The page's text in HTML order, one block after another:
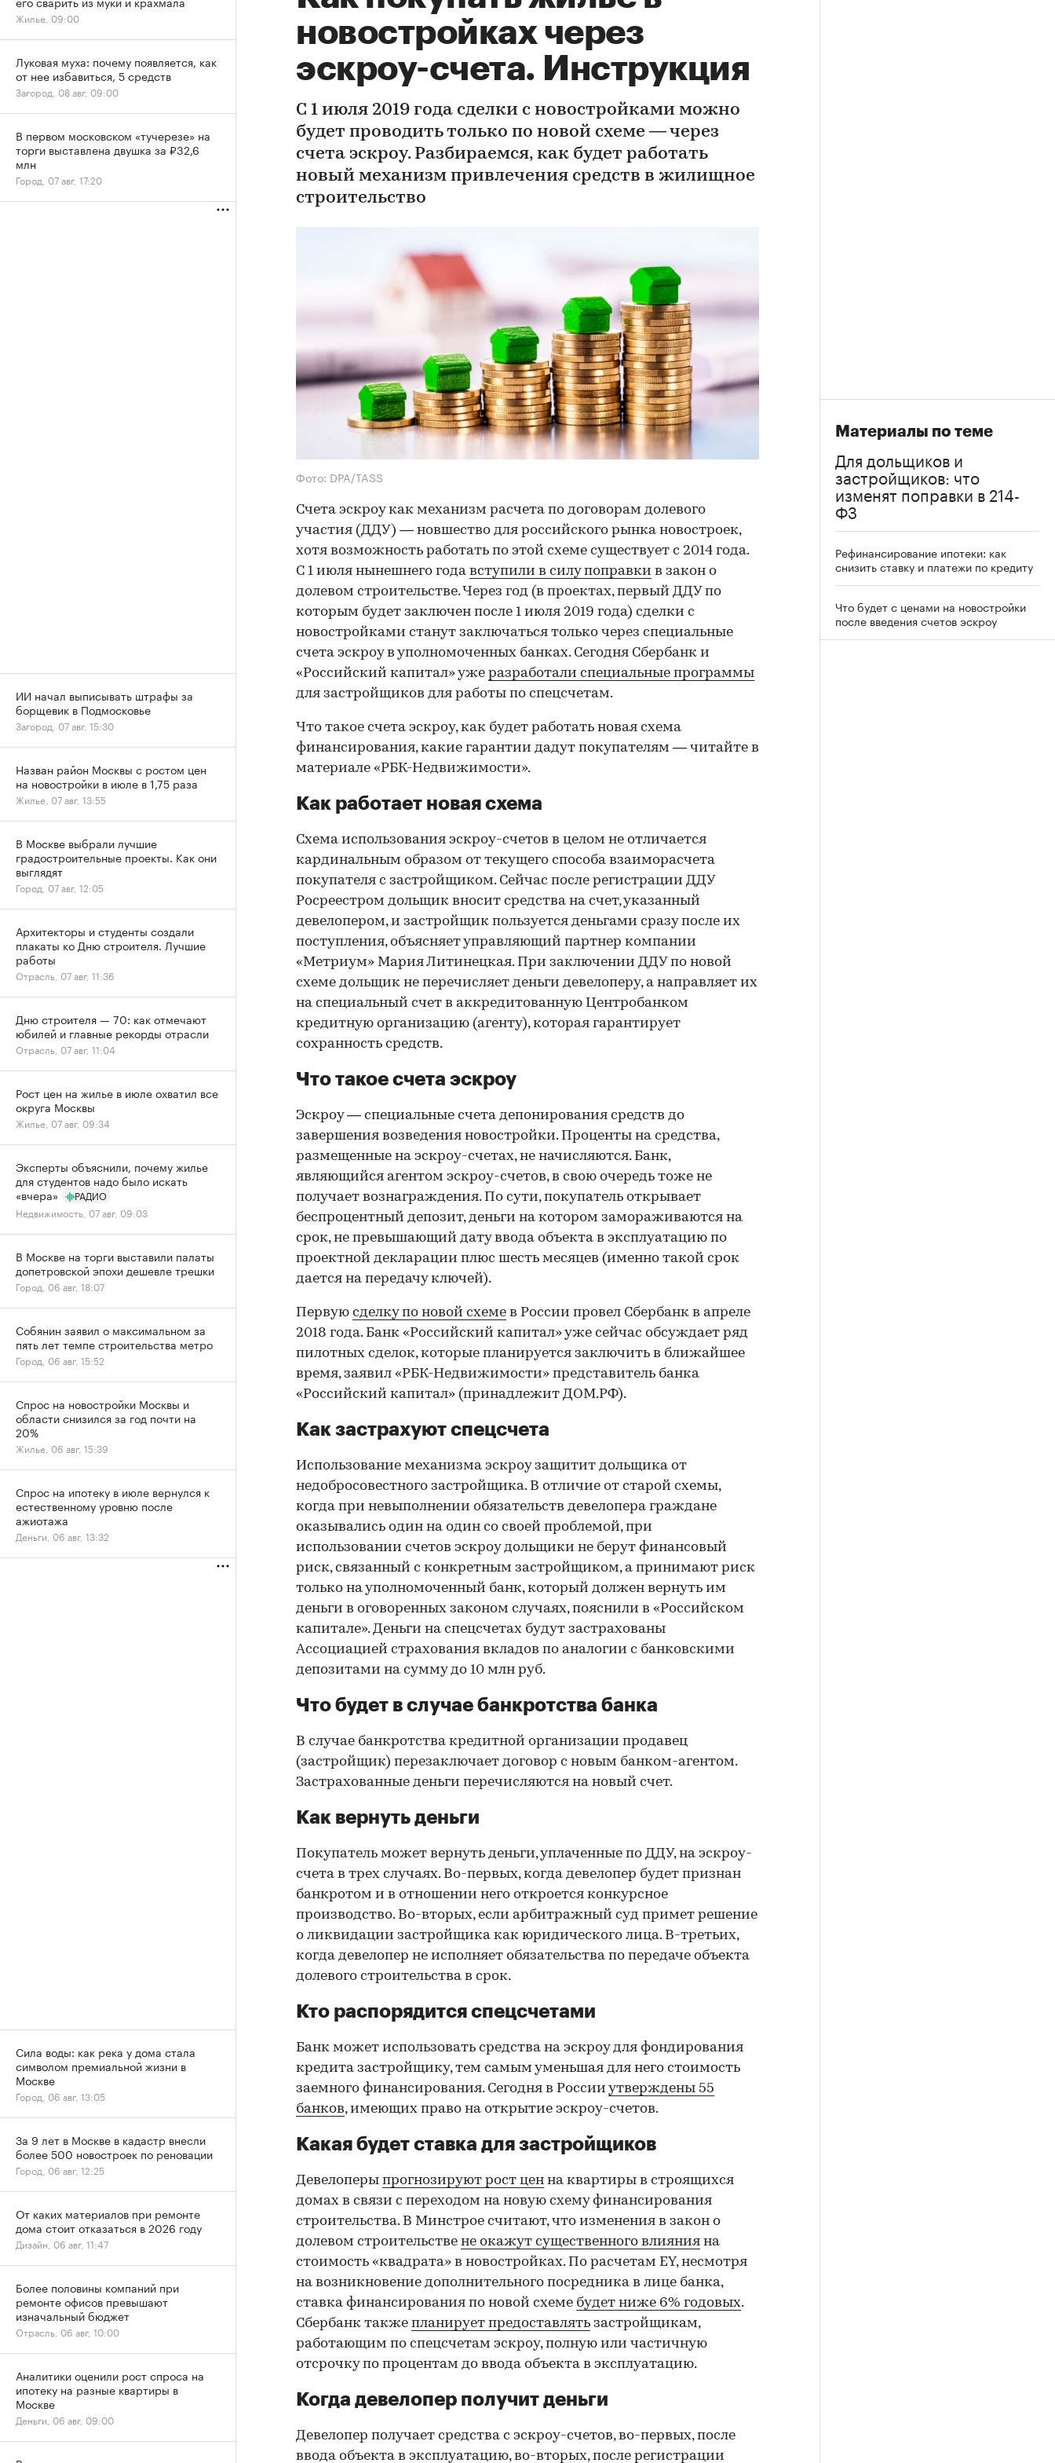
новостройках через
эскроу-счета. Инструкция
С 1 июля 2019 года сделки с новостройками можно
будет проводить только по новой схеме — через
счета эскроу. Разбираемся, как будет работать
новый механизм привлечения средств в жилищное
строительство
Фото: DPA/TASS
Счета эскроу как механизм расчета по договорам долевого
участия (ДДУ) — новшество для российского рынка новостроек,
хотя возможность работать по этой схеме существует с 2014 года.
С 1 июля нынешнего года вступили в силу поправки в закон о
долевом строительстве. Через год (в проектах, первый ДДУ по
которым будет заключен после 1 июля 2019 года) сделки с
новостройками станут заключаться только через специальные
счета эскроу в уполномоченных банках. Сегодня Сбербанк и
«Российский капитал» уже разработали специальные программы
для застройщиков для работы по спецсчетам.
Что такое счета эскроу, как будет работать новая схема
финансирования, какие гарантии дадут покупателям — читайте в
материале «РБК-Недвижимости».
Как работает новая схема
Схема использования эскроу-счетов в целом не отличается
кардинальным образом от текущего способа взаиморасчета
покупателя с застройщиком. Сейчас после регистрации ДДУ
Росреестром дольщик вносит средства на счет, указанный
девелопером, и застройщик пользуется деньгами сразу после их
поступления, объясняет управляющий партнер компании
«Метриум» Мария Литинецкая. При заключении ДДУ по новой
схеме дольщик не перечисляет деньги девелоперу, а направляет их
на специальный счет в аккредитованную Центробанком
кредитную организацию (агенту), которая гарантирует
сохранность средств.
Что такое счета эскроу
Эскроу — специальные счета депонирования средств до
завершения возведения новостройки. Проценты на средства,
размещенные на эскроу-счетах, не начисляются. Банк,
являющийся агентом эскроу-счетов, в свою очередь тоже не
получает вознаграждения. По сути, покупатель открывает
беспроцентный депозит, деньги на котором замораживаются на
срок, не превышающий дату ввода объекта в эксплуатацию по
проектной декларации плюс шесть месяцев (именно такой срок
дается на передачу ключей).
Первую сделку по новой схеме в России провел Сбербанк в апреле
2018 года. Банк «Российский капитал» уже сейчас обсуждает ряд
пилотных сделок, которые планируется заключить в ближайшее
время, заявил «РБК-Недвижимости» представитель банка
«Российский капитал» (принадлежит ДОМ.РФ).
Как застрахуют спецсчета
Использование механизма эскроу защитит дольщика от
недобросовестного застройщика. В отличие от старой схемы,
когда при невыполнении обязательств девелопера граждане
оказывались один на один со своей проблемой, при
использовании счетов эскроу дольщики не берут финансовый
риск, связанный с конкретным застройщиком, а принимают риск
только на уполномоченный банк, который должен вернуть им
деньги в оговоренных законом случаях, пояснили в «Российском
капитале». Деньги на спецсчетах будут застрахованы
Ассоциацией страхования вкладов по аналогии с банковскими
депозитами на сумму до 10 млн руб.
Что будет в случае банкротства банка
В случае банкротства кредитной организации продавец
(застройщик) перезаключает договор с новым банком-агентом.
Застрахованные деньги перечисляются на новый счет.
Как вернуть деньги
Покупатель может вернуть деньги, уплаченные по ДДУ, на эскроу-
счета в трех случаях. Во-первых, когда девелопер будет признан
банкротом и в отношении него откроется конкурсное
производство. Во-вторых, если арбитражный суд примет решение
о ликвидации застройщика как юридического лица. В-третьих,
когда девелопер не исполняет обязательства по передаче объекта
долевого строительства в срок.
Кто распорядится спецсчетами
Банк может использовать средства на эскроу для фондирования
кредита застройщику, тем самым уменьшая для него стоимость
заемного финансирования. Сегодня в России утверждены 55
банков, имеющих право на открытие эскроу-счетов.
Какая будет ставка для застройщиков
Девелоперы прогнозируют рост цен на квартиры в строящихся
домах в связи с переходом на новую схему финансирования
строительства. В Минстрое считают, что изменения в закон о
долевом строительстве не окажут существенного влияния на
стоимость «квадрата» в новостройках. По расчетам EY, несмотря
на возникновение дополнительного посредника в лице банка,
ставка финансирования по новой схеме будет ниже 6% годовых.
Сбербанк также планирует предоставлять застройщикам,
работающим по спецсчетам эскроу, полную или частичную
отсрочку по процентам до ввода объекта в эксплуатацию.
Когда девелопер получит деньги
Девелопер получает средства с эскроу-счетов, во-первых, после
ввода объекта в эксплуатацию, во-вторых, после регистрации
Материалы по теме
Для дольщиков и
застройщиков: что
изменят поправки в 214-
ФЗ
Рефинансирование ипотеки: как
снизить ставку и платежи по кредиту
Что будет с ценами на новостройки
после введения счетов эскроу
Жилье, 09:00
Луковая муха: почему появляется, как
от нее избавиться, 5 средств
Загород, 08 авг, 09:00
В первом московском «тучерезе» на
торги выставлена двушка за ₽32,6
млн
Город, 07 авг, 17:20
ИИ начал выписывать штрафы за
борщевик в Подмосковье
Загород, 07 авг, 15:30
Назван район Москвы с ростом цен
на новостройки в июле в 1,75 раза
Жилье, 07 авг, 13:55
В Москве выбрали лучшие
градостроительные проекты. Как они
выглядят
Город, 07 авг, 12:05
Архитекторы и студенты создали
плакаты ко Дню строителя. Лучшие
работы
Отрасль, 07 авг, 11:36
Дню строителя — 70: как отмечают
юбилей и главные рекорды отрасли
Отрасль, 07 авг, 11:04
Рост цен на жилье в июле охватил все
округа Москвы
Жилье, 07 авг, 09:34
Эксперты объяснили, почему жилье
для студентов надо было искать
«вчера»
РАДИО
Недвижимость, 07 авг, 09:03
В Москве на торги выставили палаты
допетровской эпохи дешевле трешки
Город, 06 авг, 18:07
Собянин заявил о максимальном за
пять лет темпе строительства метро
Город, 06 авг, 15:52
Спрос на новостройки Москвы и
области снизился за год почти на
20%
Жилье, 06 авг, 15:39
Спрос на ипотеку в июле вернулся к
естественному уровню после
ажиотажа
Деньги, 06 авг, 13:32
Сила воды: как река у дома стала
символом премиальной жизни в
Москве
Город, 06 авг, 13:05
За 9 лет в Москве в кадастр внесли
более 500 новостроек по реновации
Город, 06 авг, 12:25
От каких материалов при ремонте
дома стоит отказаться в 2026 году
Дизайн, 06 авг, 11:47
Более половины компаний при
ремонте офисов превышают
изначальный бюджет
Отрасль, 06 авг, 10:00
Аналитики оценили рост спроса на
ипотеку на разные квартиры в
Москве
Деньги, 06 авг, 09:00